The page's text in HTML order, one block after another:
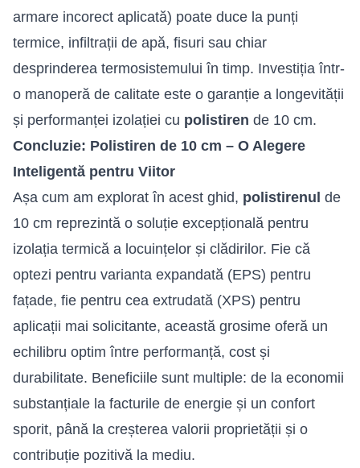
armare incorect aplicată) poate duce la punți
termice, infiltrații de apă, fisuri sau chiar
desprinderea termosistemului în timp. Investiția într-
o manoperă de calitate este o garanție a longevității
și performanței izolației cu polistiren de 10 cm.
Concluzie: Polistiren de 10 cm – O Alegere
Inteligentă pentru Viitor
Așa cum am explorat în acest ghid, polistirenul de
10 cm reprezintă o soluție excepțională pentru
izolația termică a locuințelor și clădirilor. Fie că
optezi pentru varianta expandată (EPS) pentru
fațade, fie pentru cea extrudată (XPS) pentru
aplicații mai solicitante, această grosime oferă un
echilibru optim între performanță, cost și
durabilitate. Beneficiile sunt multiple: de la economii
substanțiale la facturile de energie și un confort
sporit, până la creșterea valorii proprietății și o
contribuție pozitivă la mediu.